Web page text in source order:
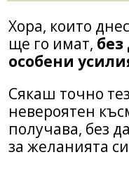
Хора, които
ще го имат,
особени
Сякаш точно
невероятен
получава, без
за желанията